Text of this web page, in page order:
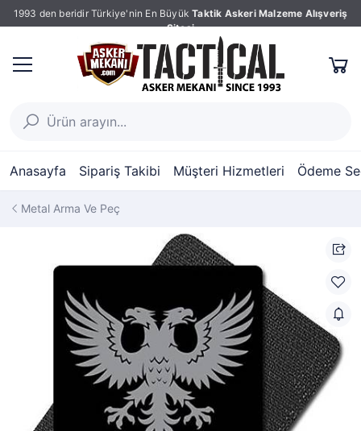
1993 den beridir Türkiye'nin En Büyük Taktik Askeri Malzeme Alışveriş
Sitesi
Anasayfa Sipariş Takibi Müşteri Hizmetleri Ödeme
Metal Arma Ve Peç